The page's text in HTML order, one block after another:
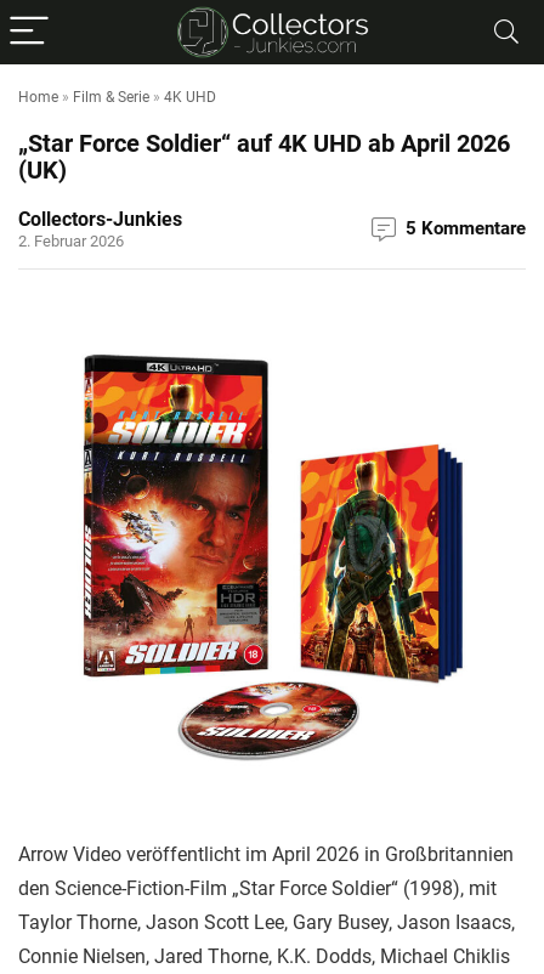
Home » Film & Serie » 4K UHD
„Star Force Soldier“ auf 4K UHD ab April 2026
(UK)
Collectors-Junkies
2. Februar 2026
5 Kommentare
Arrow Video veröffentlicht im April 2026 in Großbritannien
den Science-Fiction-Film „Star Force Soldier“ (1998), mit
Taylor Thorne, Jason Scott Lee, Gary Busey, Jason Isaacs,
Connie Nielsen, Jared Thorne, K.K. Dodds, Michael Chiklis